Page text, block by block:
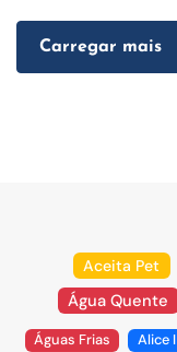
Carregar mais
Aceita Pet
Água Quente
Águas Frias Alice I